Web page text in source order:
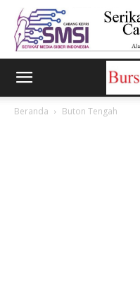
Beranda Buton Tengah